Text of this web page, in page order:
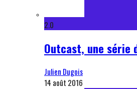
2.0
Outcast, une série
Julien Dugois
14 août 2016